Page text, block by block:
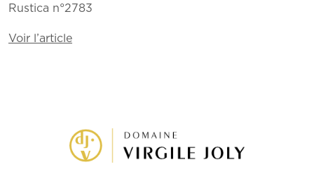
Rustica n°2783
Voir l’article